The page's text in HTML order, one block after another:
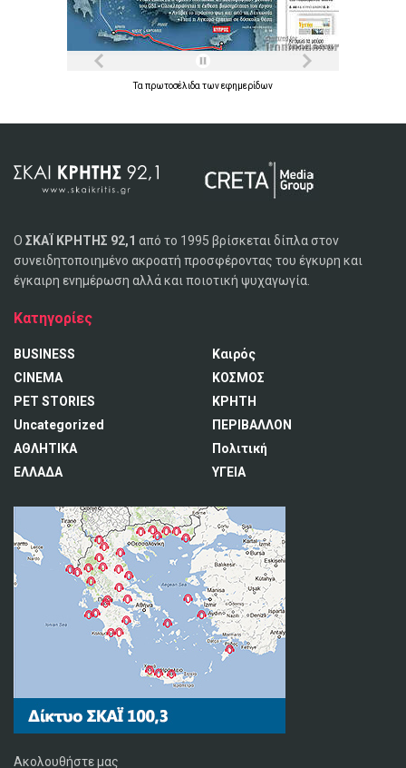
Τα πρωτοσέλιδα τωνεφημερίδων
Ο ΣΚΑΪ ΚΡΗΤΗΣ 92,1 από το 1995 βρίσκεται δίπλα στον
συνειδητοποιημένο ακροατή προσφέροντας του έγκυρη και
έγκαιρη ενημέρωση αλλά και ποιοτική ψυχαγωγία.
Κατηγορίες
BUSINESS
CINEMA
PET STORIES
Uncategorized
ΑΘΛΗΤΙΚΑ
ΕΛΛΑΔΑ
Καιρός
ΚΟΣΜΟΣ
ΚΡΗΤΗ
ΠΕΡΙΒΑΛΛΟΝ
Πολιτική
ΥΓΕΙΑ
Ακολουθήστε μας